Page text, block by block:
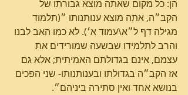
הן: כל מקום שאתה מוצא גבורתו של
הקב״ה, אתה מוצא ענותנותו ״(תלמוד
מגילה דף ל״א\עמוד א׳). לא כמו האב לבנו
והרב לתלמידו שבשעה שמורידים את
עצמם, אינם בגדולתם האמיתית; אלא גם
אז הקב״ה בגדולתו ובענותנותו- שני הפכים
בנושא אחד ואין סתירה ביניהם״.